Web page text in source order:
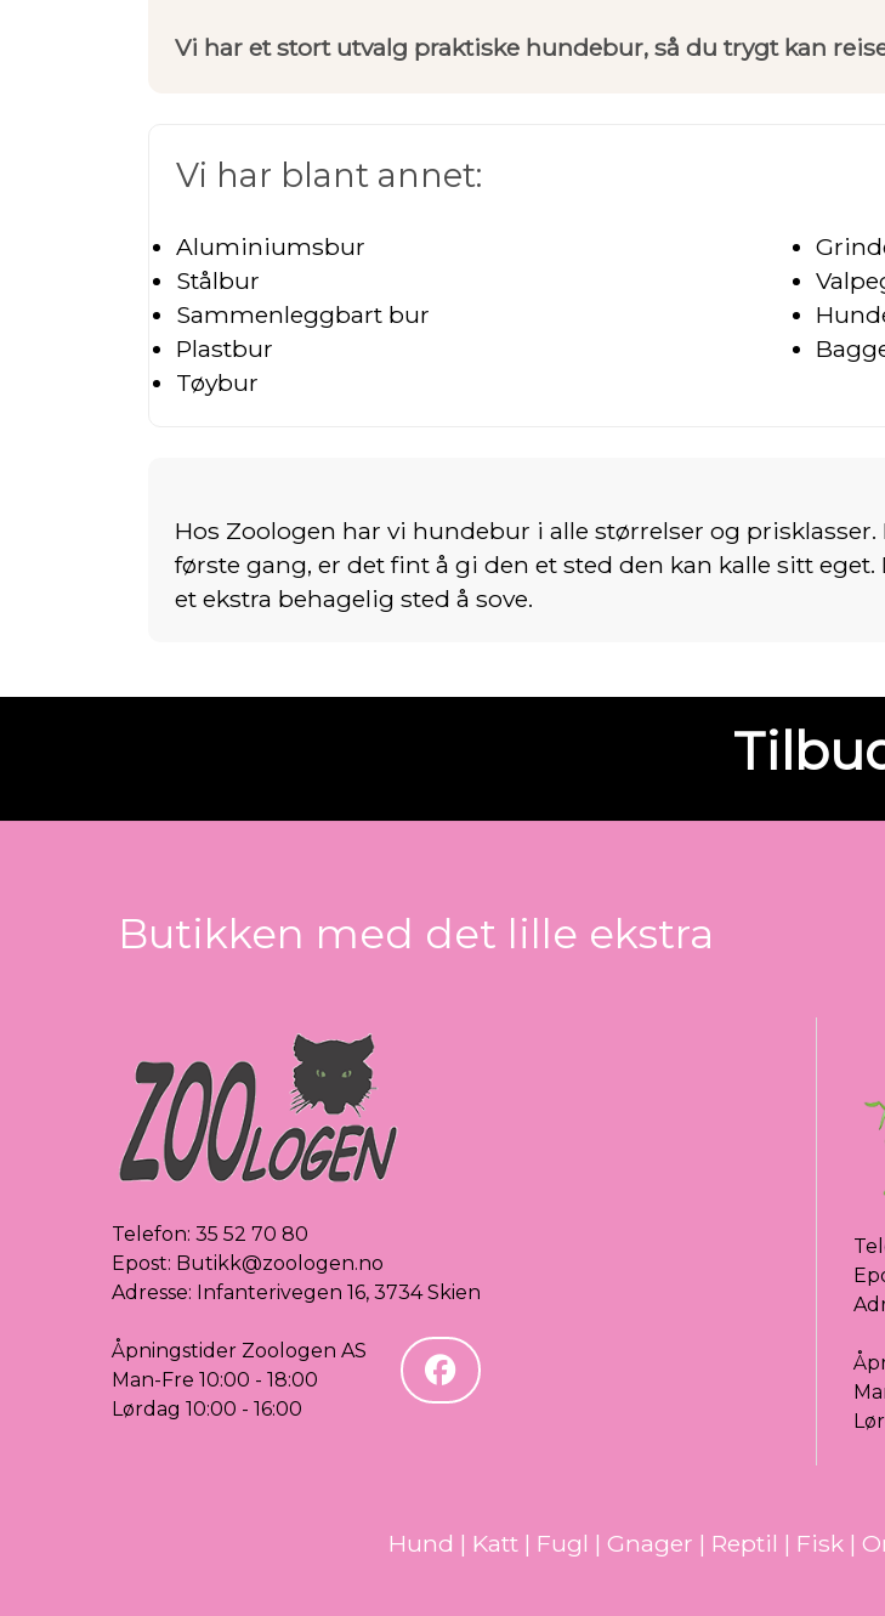
Vi har et stort utvalg praktiske hundebur, så du trygt kan
Vi har blant annet:
Aluminiumsbur
Stålbur
Sammenleggbart bur
Plastbur
Tøybur
Hos Zoologen har vi hundebur i alle størrelser og
første gang, er det fint å gi den et sted den kan kalle sitt
et ekstra behagelig sted å sove.
Butikken med det lille ekstra
Telefon: 35 52 70 80
Epost: Butikk@zoologen.no
Adresse: Infanterivegen 16, 3734 Skien
Åpningstider Zoologen AS
Man-Fre 10:00 - 18:00
Lørdag 10:00 - 16:00
Hund | Katt | Fugl | Gnager | Reptil | Fisk |